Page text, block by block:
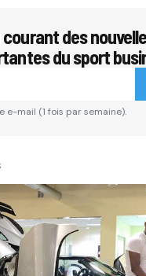
des
du sport
e-mail (1 fois par semaine).